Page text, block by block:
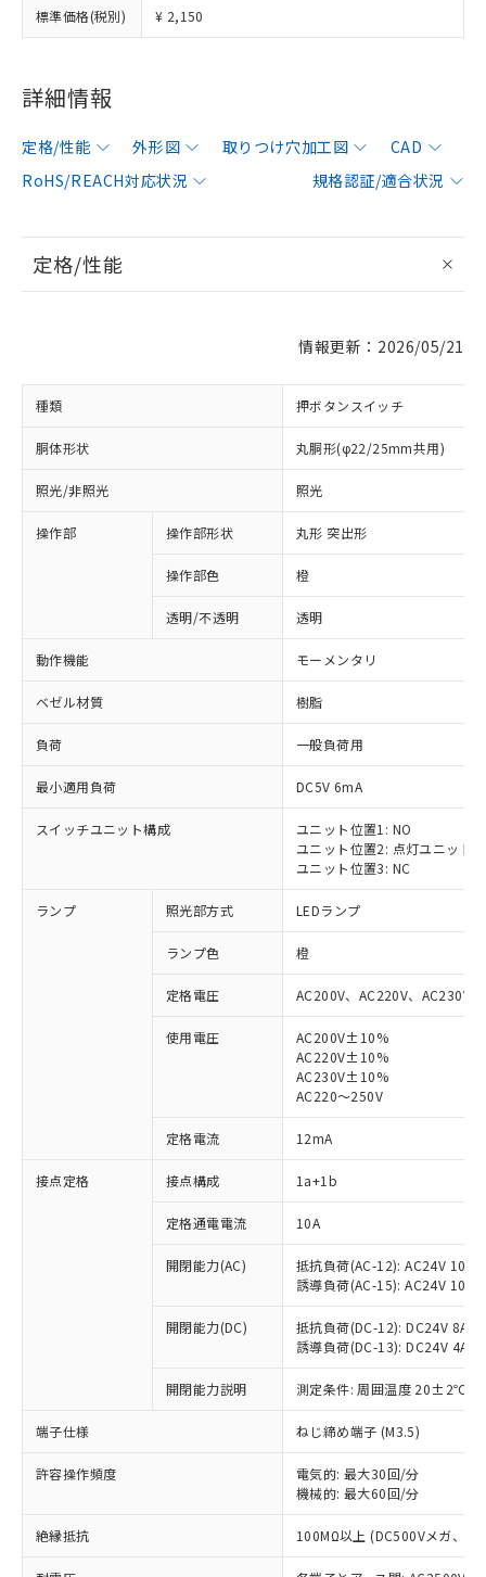
標準価格(税別) ¥ 2,150
詳細情報
定格/性能 外形図 取りつけ穴加工図
CAD
RoHS/REACH対応状況
規格認証/適合状況
定格/性能
情報更新：2026/05/21
種類 押ボタンスイッチ
胴体形状 丸胴形(φ22/25mm共用)
照光/非照光 照光
操作部 操作部形状 丸形 突出形
操作部色 橙
透明/不透明 透明
動作機能 モーメンタリ
ベゼル材質 樹脂
負荷 一般負荷用
最小適用負荷 DC5V 6mA
スイッチユニット構成
ユニット位置1: NO
ユニット位置2: 点灯ユニット
ユニット位置3: NC
ランプ 照光部方式 LEDランプ
ランプ色 橙
定格電圧 AC200V、AC220V、AC230V
使用電圧
AC200V±10%
AC220V±10%
AC230V±10%
AC220～250V
定格電流 12mA
接点定格 接点構成 1a+1b
定格通電電流 10A
開閉能力(AC)
抵抗負荷(AC-12): AC24V 10A/
誘導負荷(AC-15): AC24V
開閉能力(DC)
抵抗負荷(DC-12): DC24V 8A/
誘導負荷(DC-13): DC24V 4A/
開閉能力説明 測定条件: 周囲温度 20±2℃、
端子仕様 ねじ締め端子 (M3.5)
許容操作頻度
電気的: 最大30回/分
機械的: 最大60回/分
絶縁抵抗 100MΩ以上 (DC500Vメガ、点
ご利用条件
以下の条件をお読みいただき、同意のうえ
ご利用ください。
本サービスは、当社制御機器事業取扱
商品の当社在庫状況および標準価格
(税抜)を提供させていただくもので
当社制御機器事業取扱商品の中には、
本サービスの対象外となる商品もある
※1 対応状況
対応済み：EU RoHS指令（10物質）の
非含有に対応した製品が提供可能な商品で
対応予定：EU RoHS指令（10物質）の非含
有に対応した製品に切り替える予定のある
対応予定なし：EU RoHS指令（10物質）の
非含有に非対応の商品で、対応品を出す予
調査・確認中：EU RoHS指令（10物質）の
非含有の対応状況を調査中または確認中の
商品です。
非該当品：ライセンス料など無形物で、有
害物質有無と関係のない商品です。
仕入先様の事情により、非含有部品として
いたものが、含有品と判明した場合などや
「○」：最大均質材料含有率が中国RoHSの
基準値以下であることを示します。
「×」：最大均質材料含有率が中国RoHSの
基準値を超えていることを示します。
当社は、これら貴社製品のうち、外国